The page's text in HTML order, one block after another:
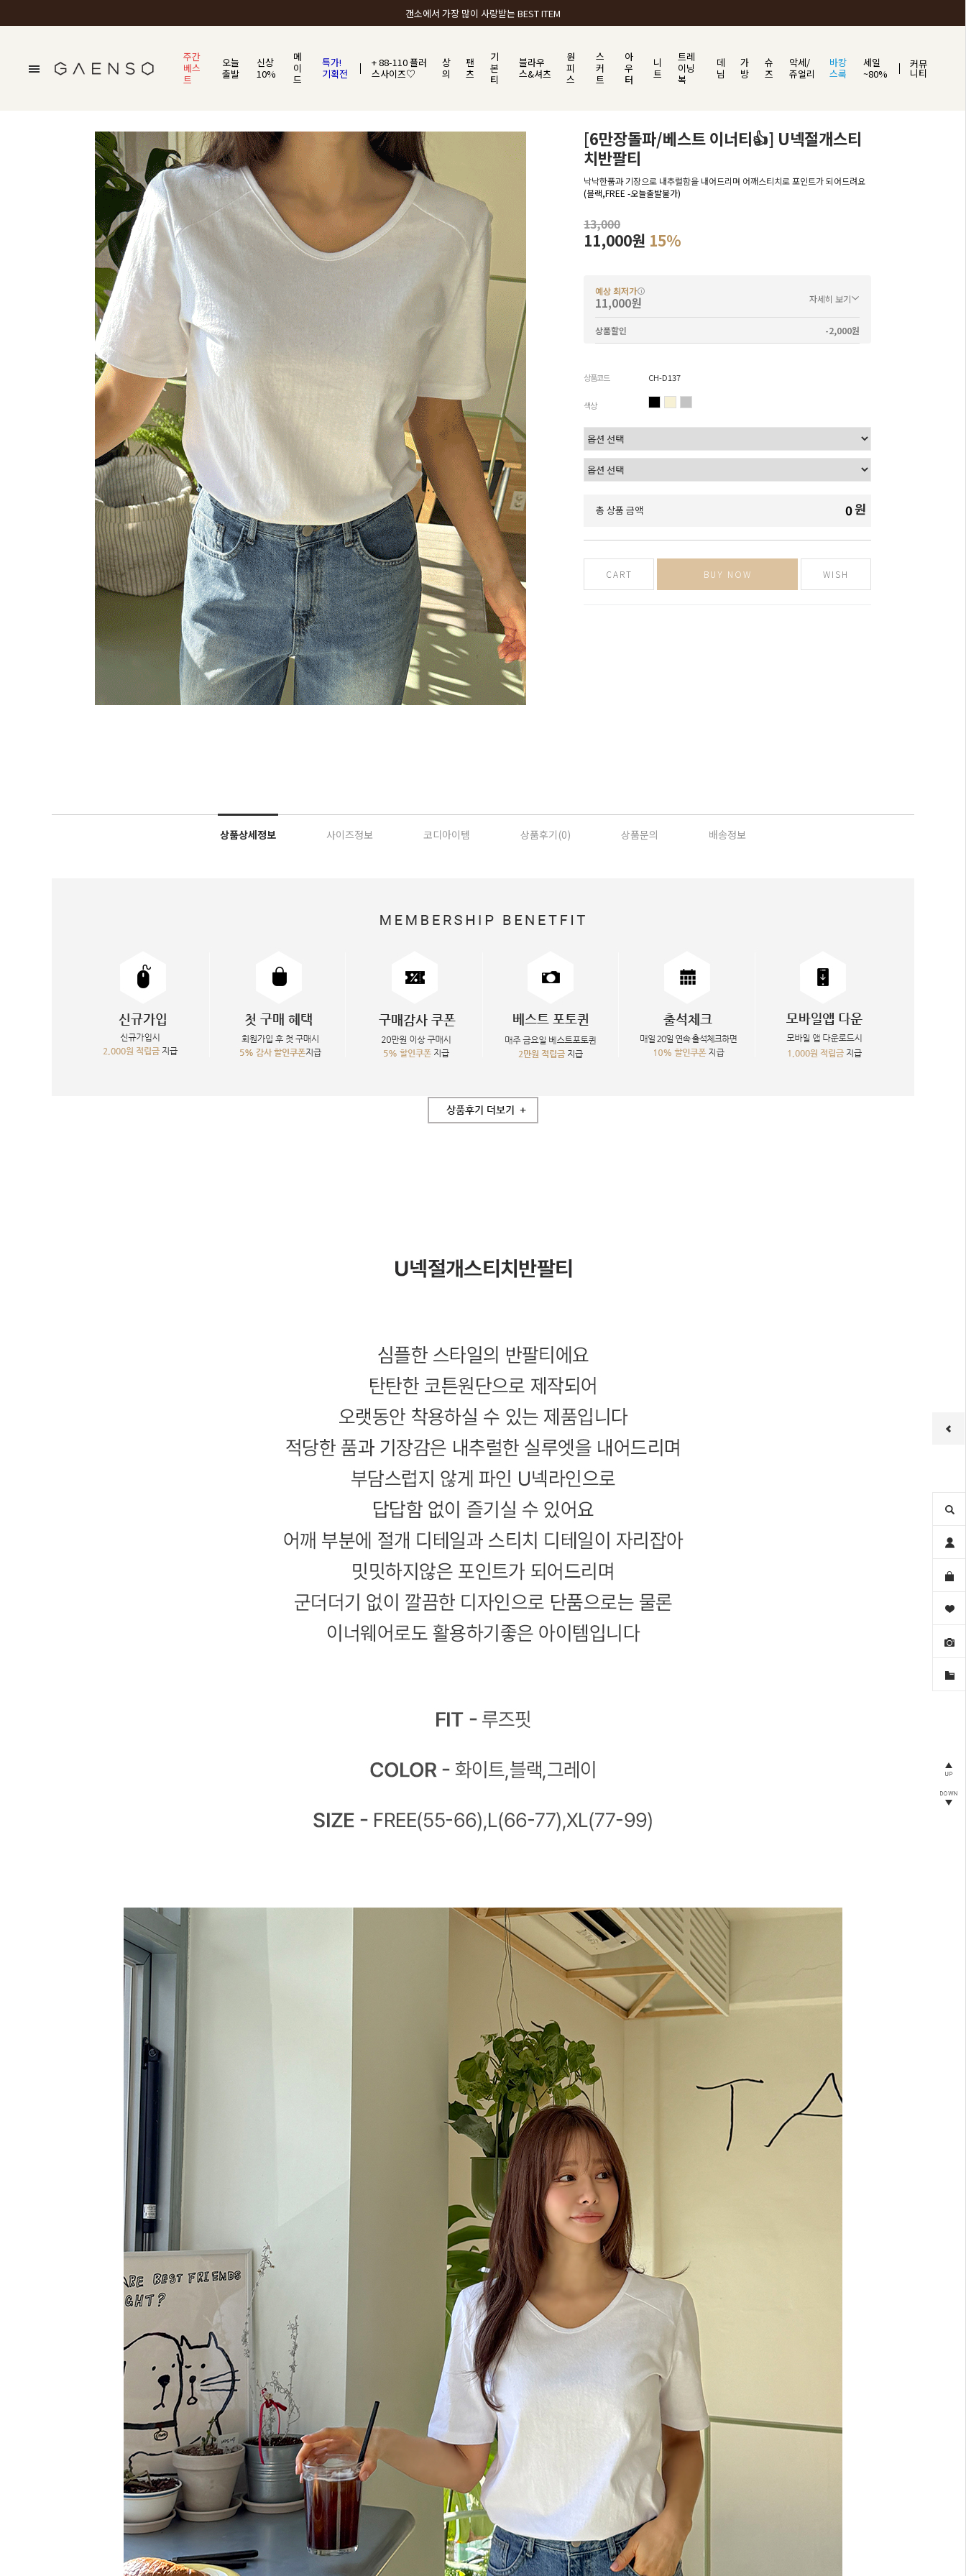
갠소에서 가장 많이 사랑받는 BEST ITEM
주간
베스
트
오늘
출발
신상
10%
메
이
드
특가!
기획전
+ 88-110 플러
스사이즈♡
상
의
팬
츠
기
본
티
블라우
스&셔츠
원
피
스
스
커
트
아
우
터
니
트
트레
이닝
복
데
님
가
방
슈
즈
악세/
쥬얼리
바캉
스룩
세일
~80%
커뮤
니티
[6만장돌파/베스트 이너티👍] U넥절개스티
치반팔티
낙낙한품과 기장으로 내추럴함을 내어드리며 어깨스티치로 포인트가 되어드려요
(블랙,FREE -오늘출발불가)
13,000
11,000원 15%
예상 최저가
11,000원 자세히 보기
상품할인 -2,000원
상품코드 CH-D137
색상
총 상품 금액 0원
CART BUY NOW WISH
상품상세정보 사이즈정보 코디아이템 상품후기(0) 상품문의 배송정보